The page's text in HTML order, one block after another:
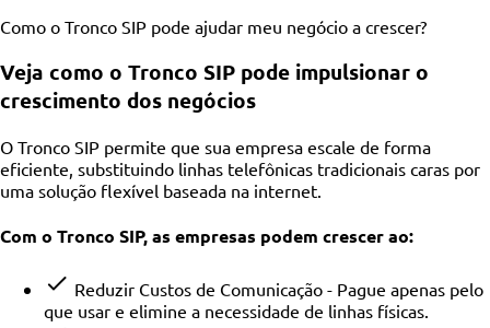
Como o Tronco SIP pode ajudar meu negócio a crescer?
Veja como o Tronco SIP pode impulsionar o
crescimento dos negócios
O Tronco SIP permite que sua empresa escale de forma
eficiente, substituindo linhas telefônicas tradicionais caras por
uma solução flexível baseada na internet.
Com o Tronco SIP, as empresas podem crescer ao:
Reduzir Custos de Comunicação - Pague apenas pelo
que usar e elimine a necessidade de linhas físicas.